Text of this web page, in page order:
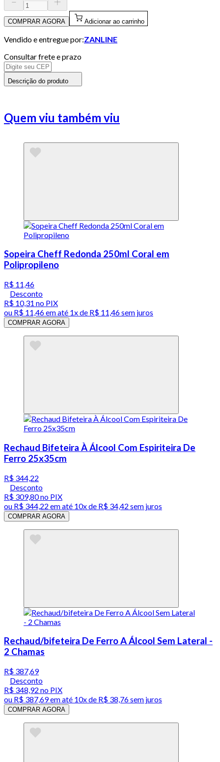
COMPRAR AGORA Adicionar ao carrinho
Vendido e entregue por:ZANLINE
Consultar frete e prazo
Descrição do produto
Quem viu também viu
Sopeira Cheff Redonda 250ml Coral em
Polipropileno
R$ 11,46
Desconto
R$ 10,31 no PIX
ou R$ 11,46em até 1x de R$ 11,46sem juros
COMPRAR AGORA
Rechaud Bifeteira À Álcool Com Espiriteira De
Ferro 25x35cm
R$ 344,22
Desconto
R$ 309,80no PIX
ou R$ 344,22 em até 10x de R$ 34,42 sem juros
COMPRAR AGORA
Rechaud/bifeteira De Ferro A Álcool Sem Lateral -
2 Chamas
R$ 387,69
Desconto
R$ 348,92 no PIX
ou R$ 387,69em até 10x de R$ 38,76 sem juros
COMPRAR AGORA